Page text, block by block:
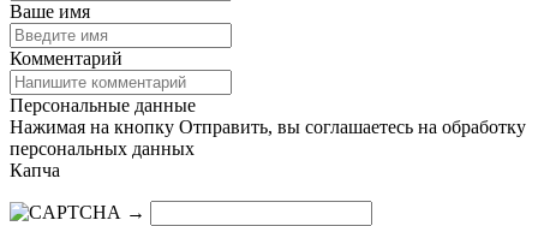
Ваше имя
Комментарий
Персональные данные
Нажимая на кнопку Отправить, вы соглашаетесь на обработку
персональных данных
Капча
→